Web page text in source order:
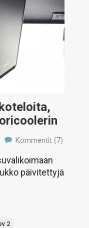
Kommentit (7)
päivitettyjä
2